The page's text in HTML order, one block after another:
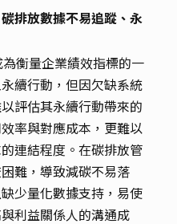
排放數據不易追蹤、永
衡量企業績效指標的一
續行動，但因欠缺系統
評估其永續行動帶來的
率與對應成本，更難以
連結程度。在碳排放管
難，導致減碳不易落
少量化數據支持，易使
利益關係人的溝通成